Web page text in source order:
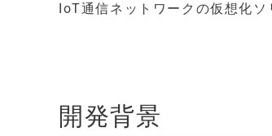
IoT通信ネットワークの仮想化ソ
開発背景